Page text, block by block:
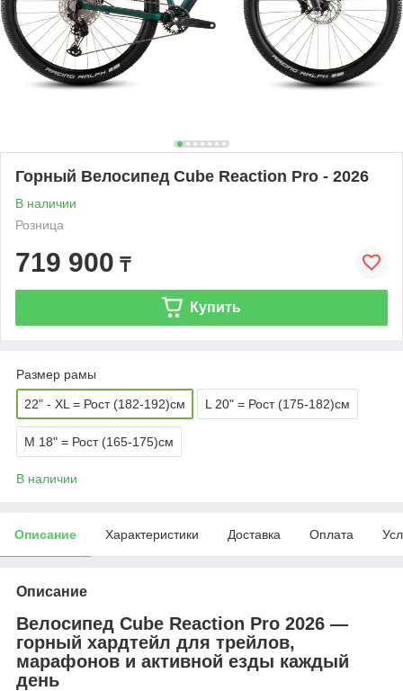
Горный Велосипед Cube Reaction Pro - 2026
В наличии
Розница
719 900 ₸
Купить
Размер рамы
22" - XL = Рост (182-192)см L 20" = Рост (175-182)см
M 18" = Рост (165-175)см
В наличии
Описание Характеристики Доставка Оплата
Описание
Велосипед Cube Reaction Pro 2026 —
горный хардтейл для трейлов,
марафонов и активной езды каждый
день